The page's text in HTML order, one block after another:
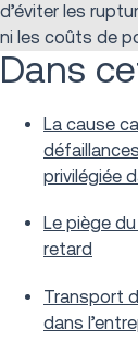
d’éviter les
ni les coûts de
Dans
La cause
privilégiée
Le piège
retard
Transport
dans